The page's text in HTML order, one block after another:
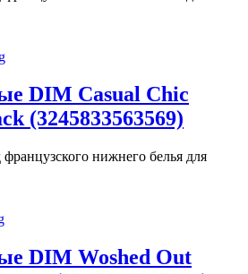
DIM Casual Chic
(3245833563569)
нижнего белья для
DIM Woshed Out